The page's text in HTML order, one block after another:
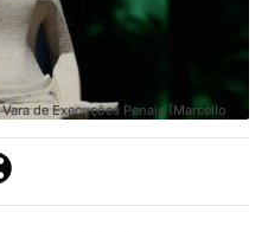
de Execuções Penais (Marcello